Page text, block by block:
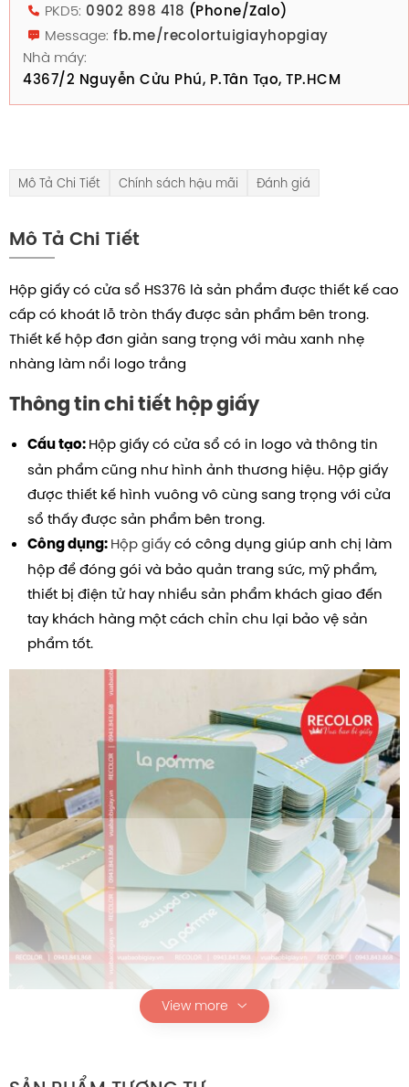
PKD5: 0902 898 418 (Phone/Zalo)
Message: fb.me/recolortuigiayhopgiay
Nhà máy:
4367/2 Nguyễn Cửu Phú, P.Tân Tạo, TP.HCM
Mô Tả Chi Tiết Chính sách hậu mãi Đánh giá
Mô Tả Chi Tiết
Hộp giấy có cửa sổ HS376 là sản phẩm được thiết kế cao
cấp có khoát lỗ tròn thấy được sản phẩm bên trong.
Thiết kế hộp đơn giản sang trọng với màu xanh nhẹ
nhàng làm nổi logo trắng
Thông tin chi tiết hộp giấy
Cấu tạo: Hộp giấy có cửa sổ có in logo và thông tin
sản phẩm cũng như hình ảnh thương hiệu. Hộp giấy
được thiết kế hình vuông vô cùng sang trọng với cửa
sổ thấy được sản phẩm bên trong.
Công dụng: Hộp giấycó công dụng giúp anh chị làm
hộp để đóng gói và bảo quản trang sức, mỹ phẩm,
thiết bị điện tử hay nhiều sản phẩm khách giao đến
tay khách hàng một cách chỉn chu lại bảo vệ sản
phẩm tốt.
Hộp giấu HS376
View more